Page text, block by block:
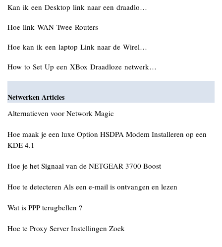
Kan ik een Desktop link naar een draadlo…
Hoe link WAN Twee Routers
Hoe kan ik een laptop Link naar de Wirel…
How to Set Up een XBox Draadloze netwerk…
Netwerken Articles
Alternatieven voor Network Magic
Hoe maak je een luxe Option HSDPA Modem Installeren op een
KDE 4.1
Hoe je het Signaal van de NETGEAR 3700 Boost
Hoe te detecteren Als een e-mail is ontvangen en lezen
Wat is PPP terugbellen ?
Hoe te Proxy Server Instellingen Zoek